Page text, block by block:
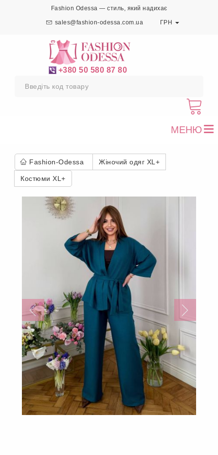
Fashion Odessa — стиль, який надихає
sales@fashion-odessa.com.ua ГРН
+380 50 580 87 80
МЕНЮ
Fashion-Odessa Жіночий одяг XL+
Костюми XL+